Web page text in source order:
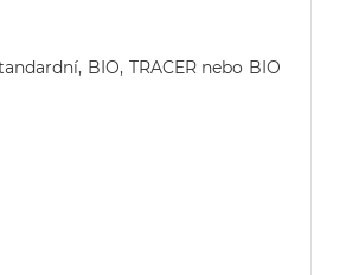
BIO, TRACER nebo BIO